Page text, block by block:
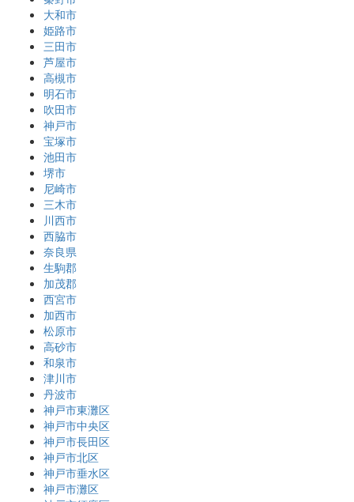
大和市
姫路市
三田市
芦屋市
高槻市
明石市
吹田市
神戸市
宝塚市
池田市
堺市
尼崎市
三木市
川西市
西脇市
奈良県
生駒郡
加茂郡
西宮市
加西市
松原市
高砂市
和泉市
津川市
丹波市
神戸市東灘区
神戸市中央区
神戸市長田区
神戸市北区
神戸市垂水区
神戸市灘区